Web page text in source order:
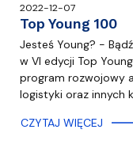
2022-12-07
Top Young 100
Jesteś Young? -
w VI edycji Top
program rozwojowy
logistyki oraz innych
CZYTAJ WIĘCEJ